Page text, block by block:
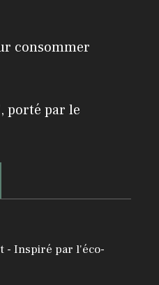
consommer
porté par le
- Inspiré par l'éco-